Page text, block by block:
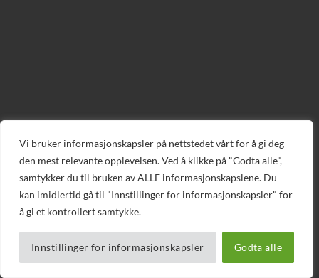
Vi bruker informasjonskapsler på nettstedet vårt for å gi deg
den mest relevante opplevelsen. Ved å klikke på "Godta alle",
samtykker du til bruken av ALLE informasjonskapslene. Du
kan imidlertid gå til "Innstillinger for informasjonskapsler" for
å gi et kontrollert samtykke.
Innstillinger for informasjonskapsler Godta alle